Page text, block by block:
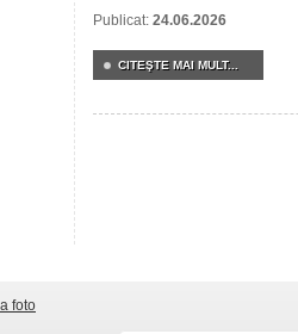
Publicat: 24.06.2026
CITEŞTE MAI MULT...
foto